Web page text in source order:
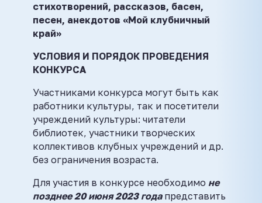
стихотворений, рассказов, басен,
песен, анекдотов «Мой клубничный
край»
УСЛОВИЯ И ПОРЯДОК ПРОВЕДЕНИЯ
КОНКУРСА
Участниками конкурса могут быть как
работники культуры, так и посетители
учреждений культуры: читатели
библиотек, участники творческих
коллективов клубных учреждений и др.
без ограничения возраста.
Для участия в конкурсе необходимо не
позднее 20 июня 2023 годапредставить